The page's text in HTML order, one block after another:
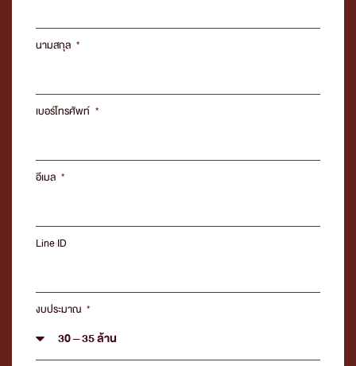
นามสกุล
เบอร์โทรศัพท์
อีเมล
Line ID
งบประมาณ